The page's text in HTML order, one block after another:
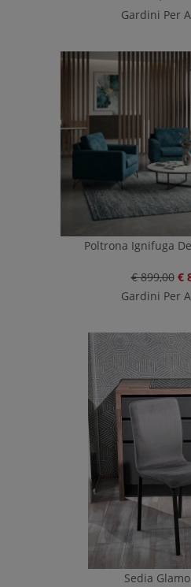
Gardini Per
Poltrona Ignifuga
€ 899,00 €
Gardini Per
Sedia